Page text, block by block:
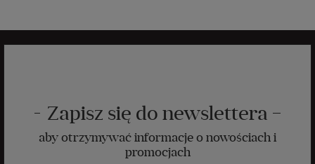
Zapisz się do newslettera
aby otrzymywać informacje o nowościach i
promocjach